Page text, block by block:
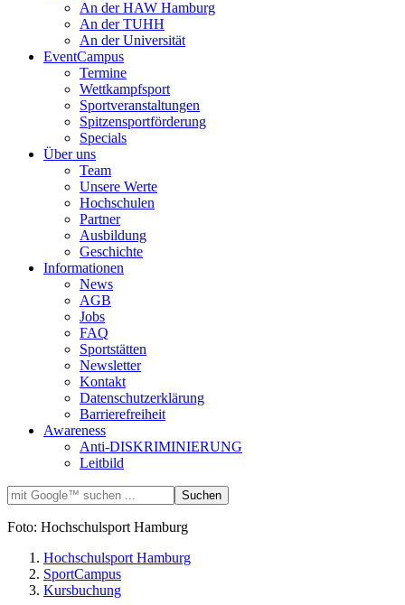
An der HAW Hamburg
An der TUHH
An der Universität
EventCampus
Termine
Wettkampfsport
Sportveranstaltungen
Spitzensportförderung
Specials
Über uns
Team
Unsere Werte
Hochschulen
Partner
Ausbildung
Geschichte
Informationen
News
AGB
Jobs
FAQ
Sportstätten
Newsletter
Kontakt
Datenschutzerklärung
Barrierefreiheit
Awareness
Anti-DISKRIMINIERUNG
Leitbild
Foto: Hochschulsport Hamburg
Hochschulsport Hamburg
SportCampus
Kursbuchung